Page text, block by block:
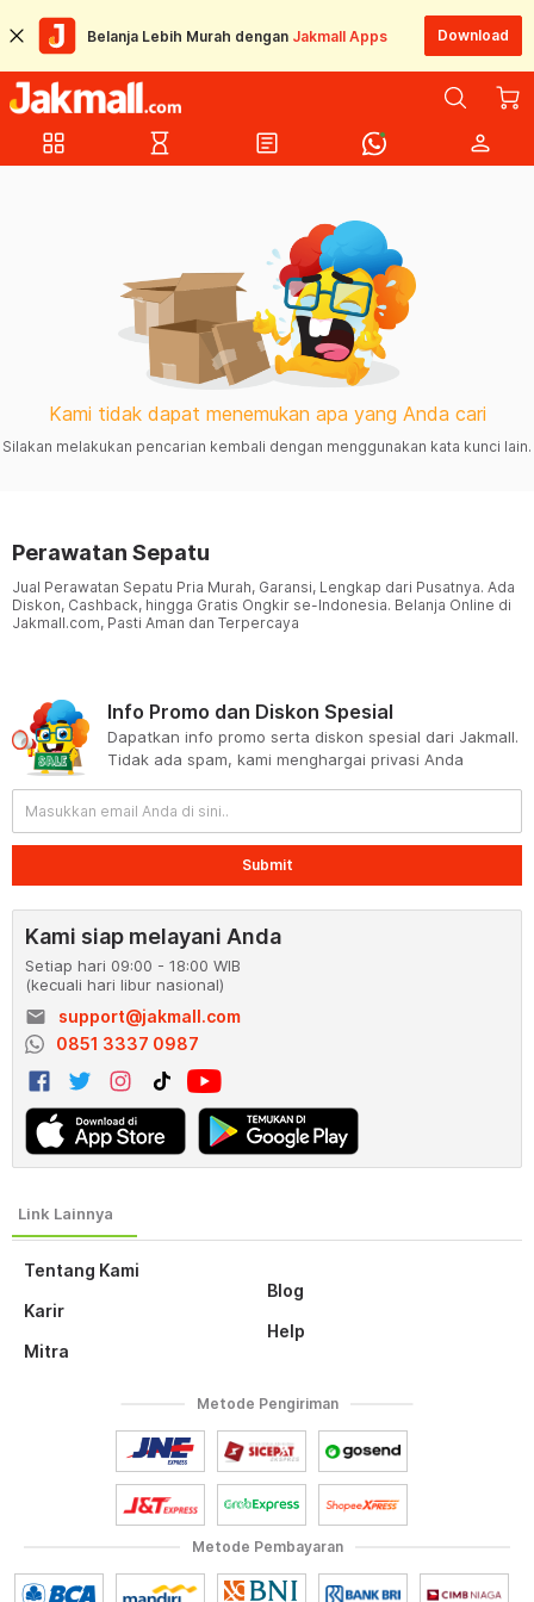
Belanja Lebih Murah dengan Jakmall Apps Download
grid_view hourglass_empty article person
Kami tidak dapat menemukan apa yang Anda cari
Silakan melakukan pencarian kembali dengan menggunakan kata kunci lain.
Perawatan Sepatu
Jual Perawatan Sepatu Pria Murah, Garansi, Lengkap dari Pusatnya. Ada
Diskon, Cashback, hingga Gratis Ongkir se-Indonesia. Belanja Online di
Jakmall.com, Pasti Aman dan Terpercaya
Tentang Kami
Karir
Mitra
Blog
Help
Info Promo dan Diskon Spesial
Dapatkan info promo serta diskon spesial dari Jakmall.
Tidak ada spam, kami menghargai privasi Anda
Submit
Kami siap melayani Anda
Setiap hari 09:00 - 18:00 WIB
(kecuali hari libur nasional)
email
support@jakmall.com
0851 3337 0987
Metode Pembayaran
Metode Pengiriman